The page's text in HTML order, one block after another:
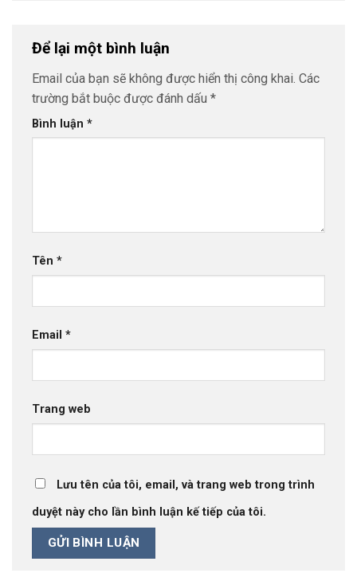
Để lại một bình luận
Email của bạn sẽ không được hiển thị công khai. Các
trường bắt buộc được đánh dấu *
Bình luận *
Tên *
Email *
Trang web
Lưu tên của tôi, email, và trang web trong trình
duyệt này cho lần bình luận kế tiếp của tôi.